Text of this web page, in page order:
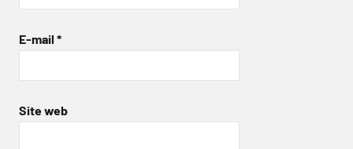
E-mail *
Site web